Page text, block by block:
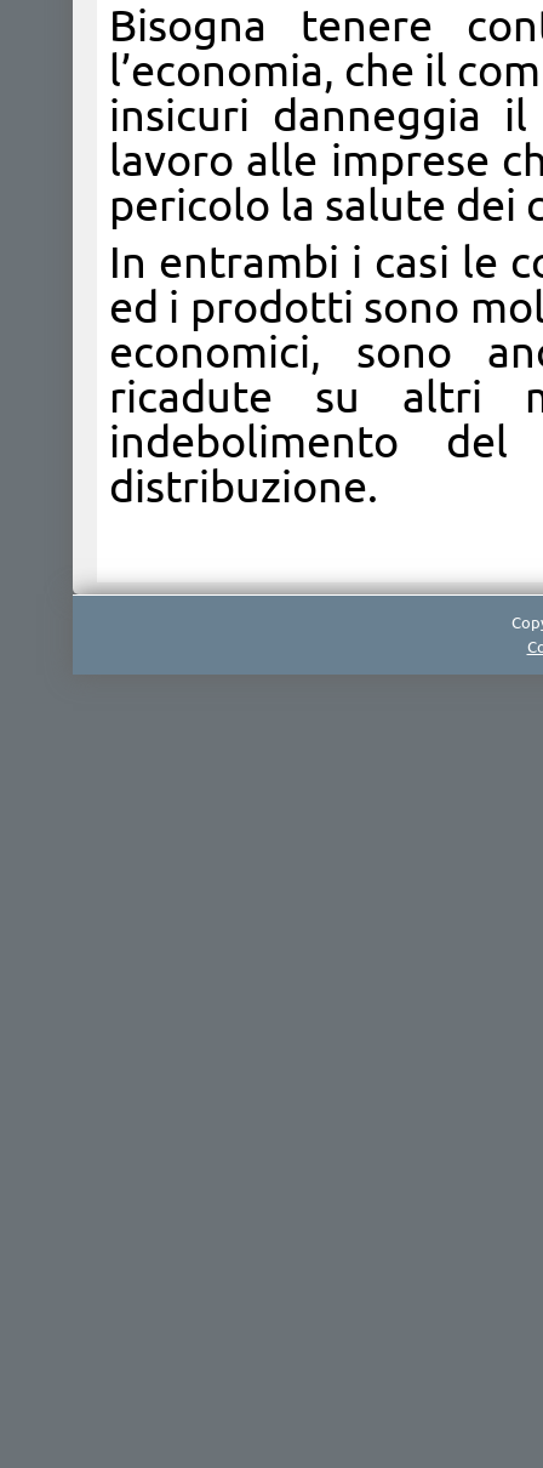
Bisogna tenere
l’economia, che il
insicuri danneggia
lavoro alle imprese
pericolo la salute dei
In entrambi i casi le
ed i prodotti sono
economici, sono
ricadute su altri
indebolimento
distribuzione.